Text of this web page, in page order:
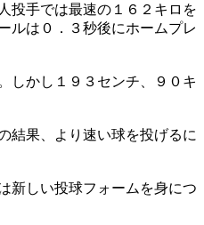
投手では最速の１６２キロを
ルは０．３秒後にホームプレ
しかし１９３センチ、９０キ
結果、より速い球を投げるに
新しい投球フォームを身につ